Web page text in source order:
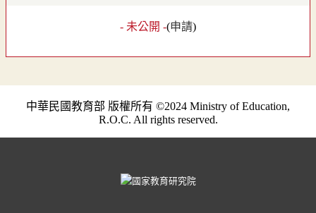
- 未公開 -(申請)
中華民國教育部 版權所有 ©2024 Ministry of Education,
R.O.C. All rights reserved.